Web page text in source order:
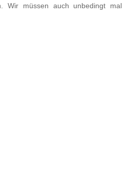
Wir müssen auch unbedingt mal